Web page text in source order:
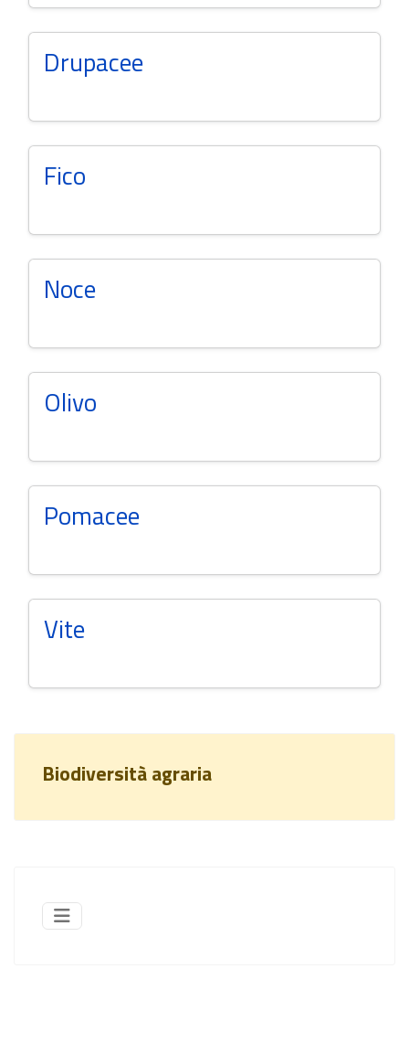
Drupacee
Fico
Noce
Olivo
Pomacee
Vite
Biodiversità agraria